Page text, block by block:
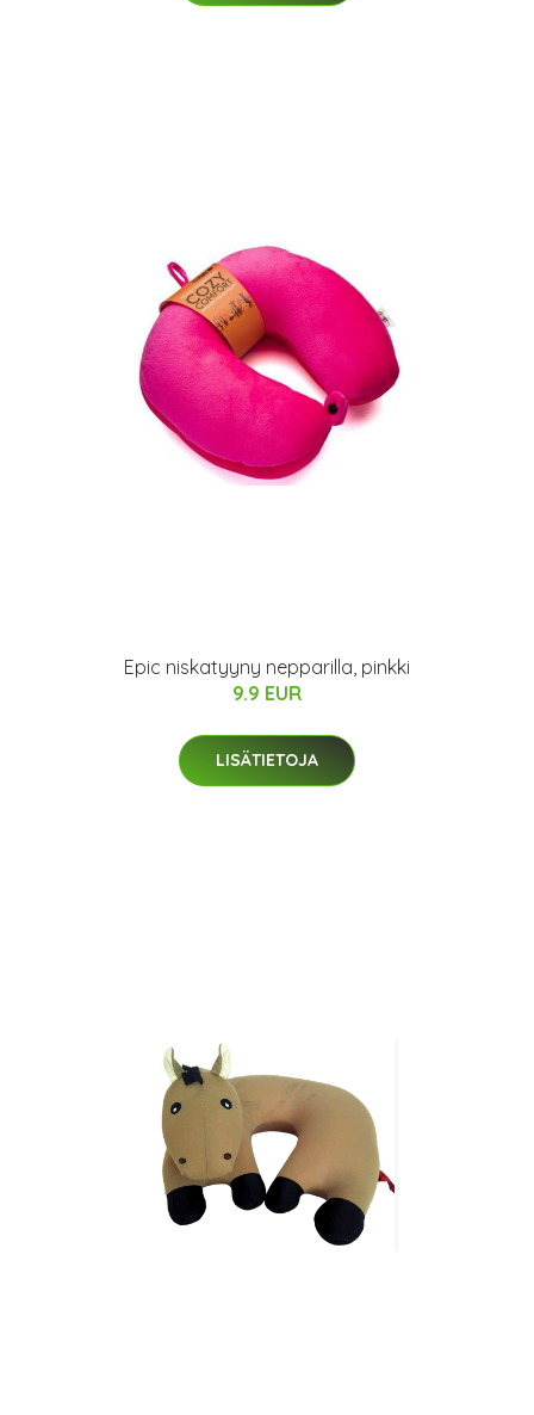
Epic niskatyyny nepparilla, pinkki
9.9 EUR
LISÄTIETOJA